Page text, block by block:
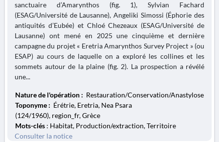
sanctuaire d’Amarynthos (fig. 1), Sylvian Fachard
(ESAG/Université de Lausanne), Angeliki Simossi (Éphorie des
antiquités d’Eubée) et Chloé Chezeaux (ESAG/Université de
Lausanne) ont mené en 2025 une cinquième et dernière
campagne du projet « Eretria Amarynthos Survey Project » (ou
ESAP) au cours de laquelle on a exploré les collines et les
sommets autour de la plaine (fig. 2). La prospection a révélé
une...
Nature de l'opération : Restauration/Conservation/Anastylose
Toponyme : Érétrie, Eretria, Nea Psara
(124/1960), region_fr, Grèce
Mots-clés : Habitat, Production/extraction, Territoire
Consulter la notice